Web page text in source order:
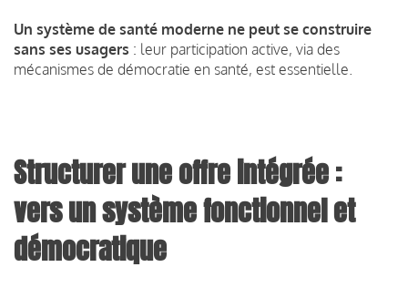
Un système de santé moderne ne peut se construire
sans ses usagers : leur participation active, via des
mécanismes de démocratie en santé, est essentielle.
Structurer une offre intégrée :
vers un système fonctionnel et
démocratique